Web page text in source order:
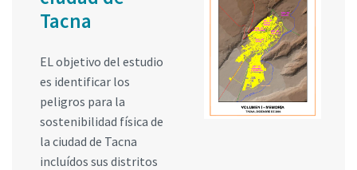
Tacna
EL objetivo del estudio
es identificar los
peligros para la
sostenibilidad física de
la ciudad de Tacna
incluídos sus distritos